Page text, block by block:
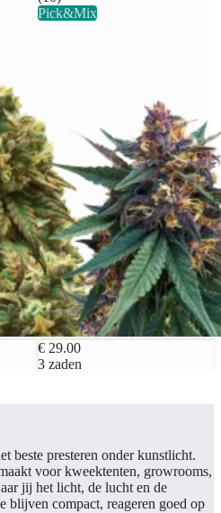
Pick&Mix
€ 29.00
3 zaden
beste presteren onder kunstlicht.
voor kweektenten, growrooms,
jij het licht, de lucht en de
blijven compact, reageren goed op